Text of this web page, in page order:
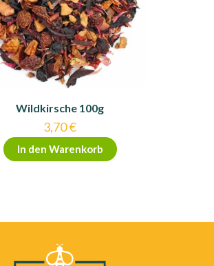
Wildkirsche 100g
3,70€
In den Warenkorb